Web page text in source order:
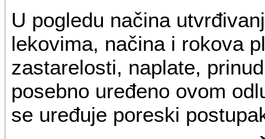
U pogledu načina
lekovima, načina i rokova
zastarelosti, naplate,
posebno uređeno ovom
se uređuje poreski